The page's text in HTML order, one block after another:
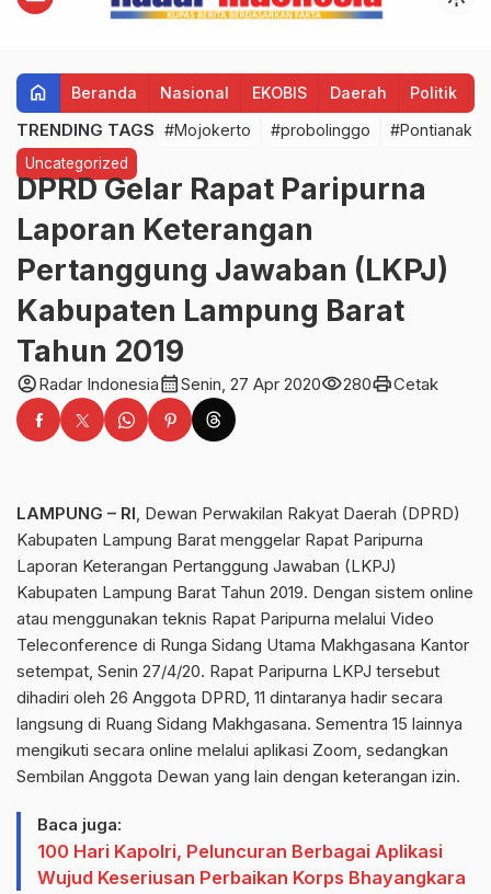
home Beranda Nasional EKOBIS Daerah Politik
TRENDING TAGS #Mojokerto #probolinggo #Pontianak
Uncategorized
DPRD Gelar Rapat Paripurna
Laporan Keterangan
Pertanggung Jawaban (LKPJ)
Kabupaten Lampung Barat
Tahun 2019
account_circleRadar Indonesiacalendar_monthSenin, 27 Apr 2020visibility280printCetak
LAMPUNG – RI, Dewan Perwakilan Rakyat Daerah (DPRD)
Kabupaten Lampung Barat menggelar Rapat Paripurna
Laporan Keterangan Pertanggung Jawaban (LKPJ)
Kabupaten Lampung Barat Tahun 2019. Dengan sistem online
atau menggunakan teknis Rapat Paripurna melalui Video
Teleconference di Runga Sidang Utama Makhgasana Kantor
setempat, Senin 27/4/20. Rapat Paripurna LKPJ tersebut
dihadiri oleh 26 Anggota DPRD, 11 dintaranya hadir secara
langsung di Ruang Sidang Makhgasana. Sementra 15 lainnya
mengikuti secara online melalui aplikasi Zoom, sedangkan
Sembilan Anggota Dewan yang lain dengan keterangan izin.
Baca juga:
100 Hari Kapolri, Peluncuran Berbagai Aplikasi
Wujud Keseriusan Perbaikan Korps Bhayangkara